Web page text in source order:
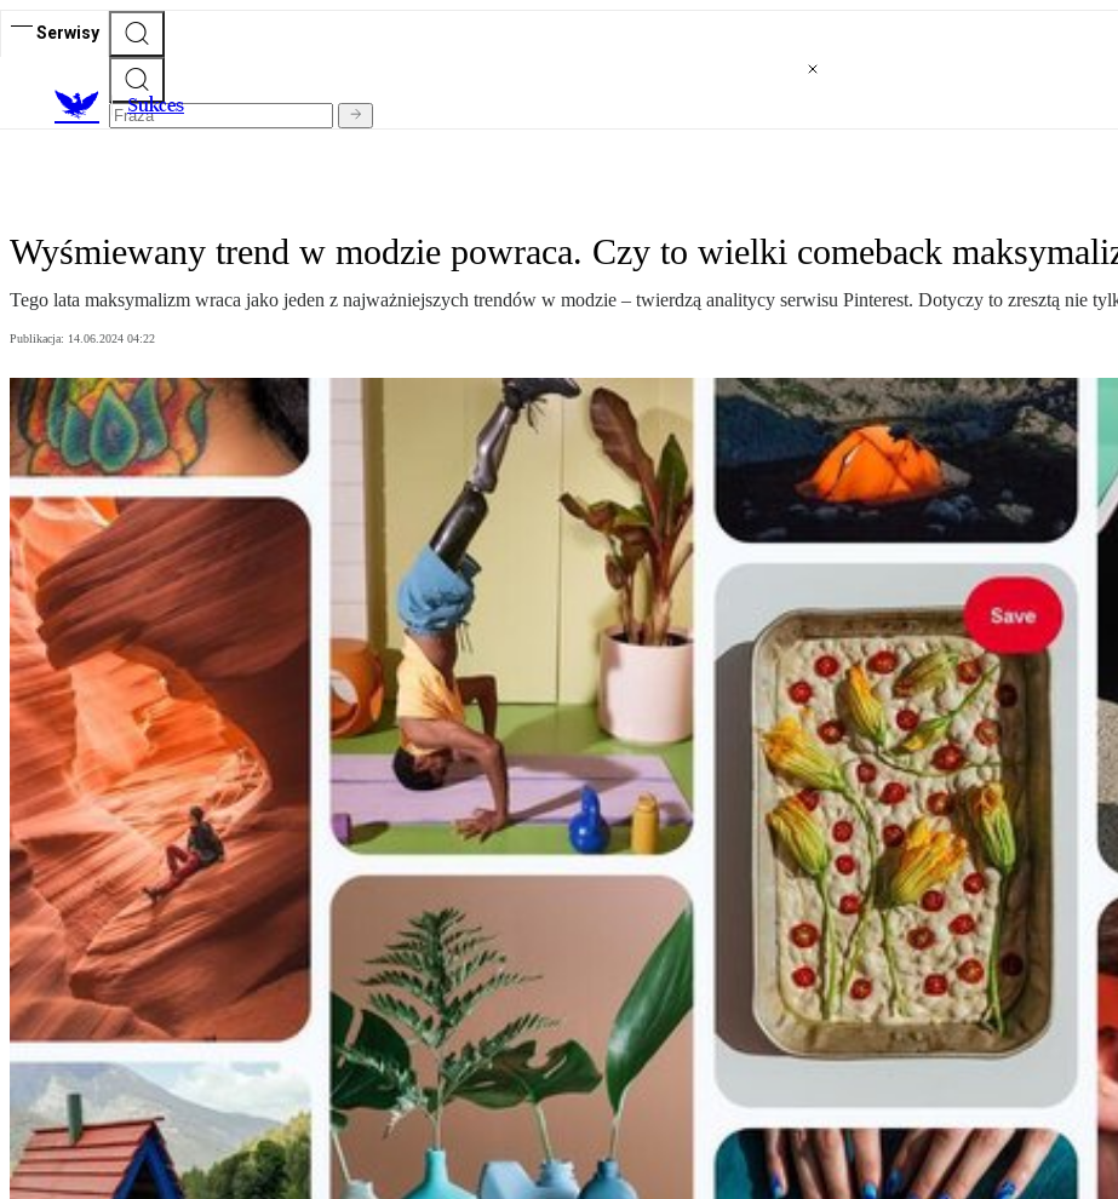
Serwisy
Sukces
Wyśmiewany trend w modzie powraca. Czy to wielki comeback
Tego lata maksymalizm wraca jako jeden z najważniejszych trendów w modzie – twierdzą analitycy serwisu Pinterest. Dotyczy to zresztą nie
Publikacja: 14.06.2024 04:22